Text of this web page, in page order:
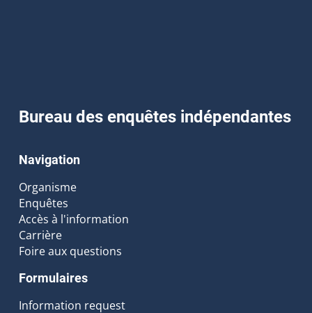
Bureau des enquêtes indépendantes
Navigation
Organisme
Enquêtes
Accès à l'information
Carrière
Foire aux questions
Formulaires
Information request